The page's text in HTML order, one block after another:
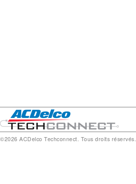
©2026 ACDelco Techconnect. Tous droits réservés.